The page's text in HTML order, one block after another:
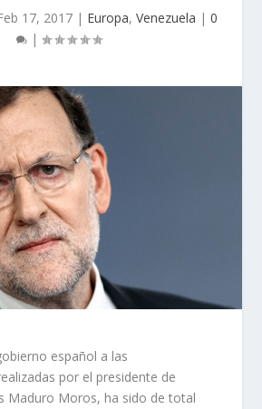
17, 2017| Europa, Venezuela | 0
|
español a las
por el presidente de
Maduro Moros, ha sido de total